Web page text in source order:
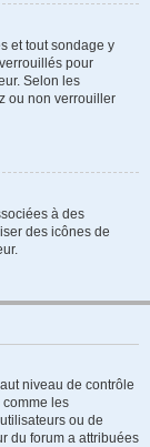
et tout sondage y
pour
Selon les
ou non verrouiller
à des
des icônes de
niveau de contrôle
comme les
ou de
du forum a attribuées